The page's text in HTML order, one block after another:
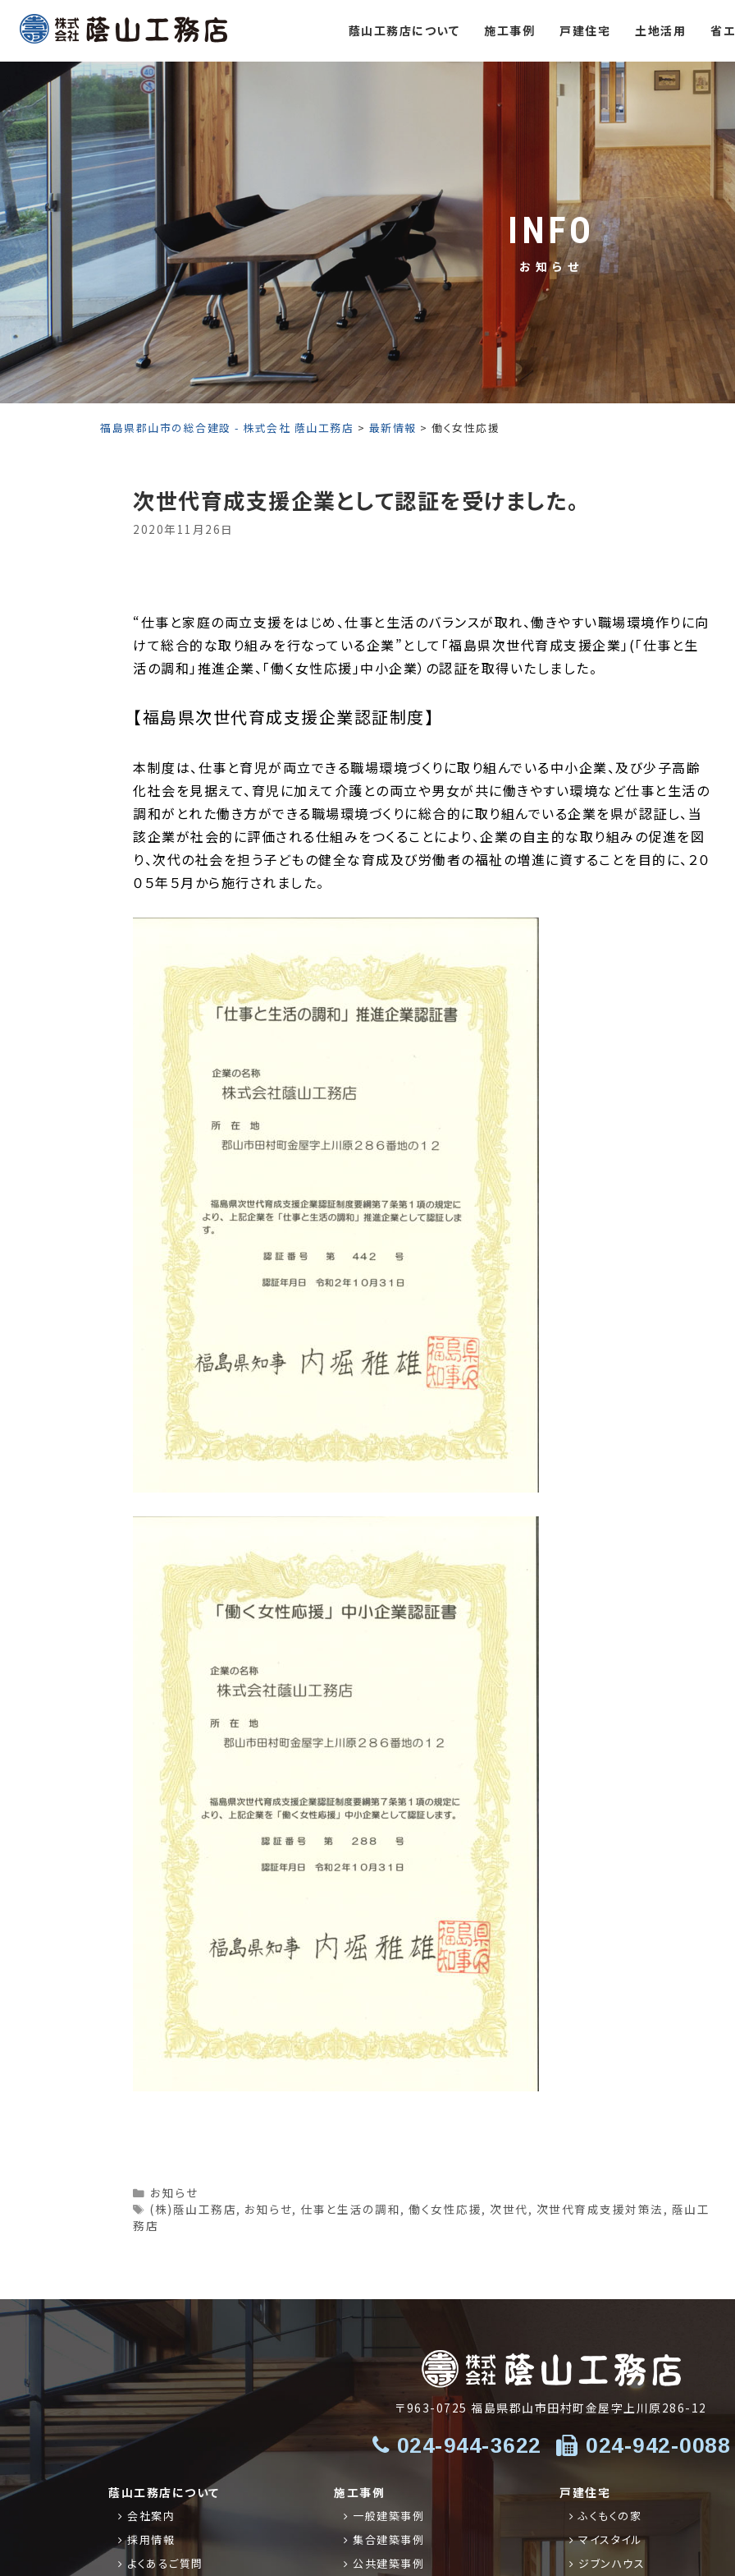
Skip
content
蔭山工務店について 施工事例 戸建住宅 土地活用 省
INFO
お知らせ
福島県郡山市の総合建設 - 株式会社 蔭山工務店 > 最新情報 > 働く女性応援
次世代育成支援企業として認証を受けました。
2020年11月26日
“仕事と家庭の両立支援をはじめ、仕事と生活のバランスが取れ、働きやすい職場環境作りに向
けて総合的な取り組みを行なっている企業”として「福島県次世代育成支援企業」(「仕事と生
活の調和」推進企業、「働く女性応援」中小企業）の認証を取得いたしました。
【福島県次世代育成支援企業認証制度】
本制度は、仕事と育児が両立できる職場環境づくりに取り組んでいる中小企業、及び少子高齢
化社会を見据えて、育児に加えて介護との両立や男女が共に働きやすい環境など仕事と生活の
調和がとれた働き方ができる職場環境づくりに総合的に取り組んでいる企業を県が認証し、当
該企業が社会的に評価される仕組みをつくることにより、企業の自主的な取り組みの促進を図
り、次代の社会を担う子どもの健全な育成及び労働者の福祉の増進に資することを目的に、２０
０５年５月から施行されました。
Categories
お知らせ
Tags
(株)蔭山工務店, お知らせ, 仕事と生活の調和,働く女性応援, 次世代, 次世代育成支援対策法 , 蔭山工
務店
〒963-0725福島県郡山市田村町金屋字上川原286-12
024-944-3622 024-942-0088
蔭山工務店について
会社案内
採用情報
よくあるご質問
施工事例
一般建築事例
集合建築事例
公共建築事例
戸建住宅
ふくもくの家
マイスタイル
ジブンハウス